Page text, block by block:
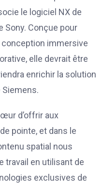
le logiciel NX de
Sony. Conçue pour
immersive
elle devrait être
enrichir la solution
Siemens.
d’offrir aux
pointe, et dans le
spatial nous
travail en utilisant de
exclusives de